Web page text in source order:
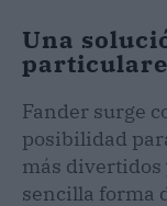
Una
Fander surge
posibilidad
más divertidos
sencilla forma